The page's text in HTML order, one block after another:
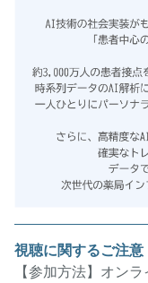
視聴に関するご注意
【参加方法】オン